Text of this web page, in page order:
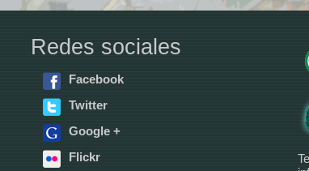
Redes sociales
Facebook
Twitter
Google +
Flickr